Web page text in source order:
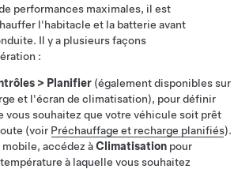
performances maximales, il est
l'habitacle et la batterie avant
Il y a plusieurs façons
:
> Planifier (également disponibles sur
et l'écran de climatisation), pour définir
vous souhaitez que votre véhicule soit prêt
(voir Préchauffage et recharge planifiés).
accédez àClimatisation pour
à laquelle vous souhaitez